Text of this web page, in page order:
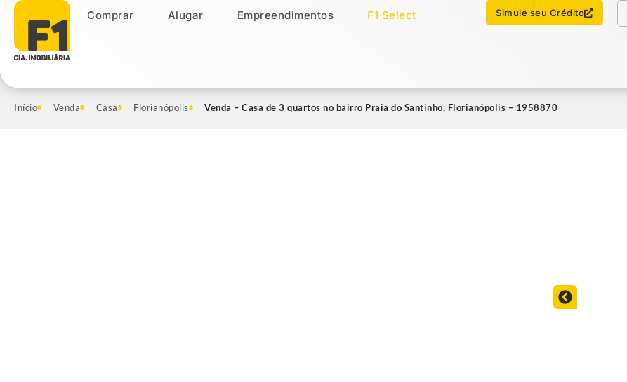
Comprar Alugar Empreendimentos F1 Select Simule seu Crédito
Comprar Alugar Empreendimentos Imóveis Select
Chamar no WhatsApp
Início Venda Casa Florianópolis Venda – Casa de 3 quartos no bairro Praia do Santinho, Florianópolis – 1958870